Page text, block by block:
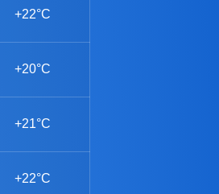
+22°C
+20°C
+21°C
+22°C